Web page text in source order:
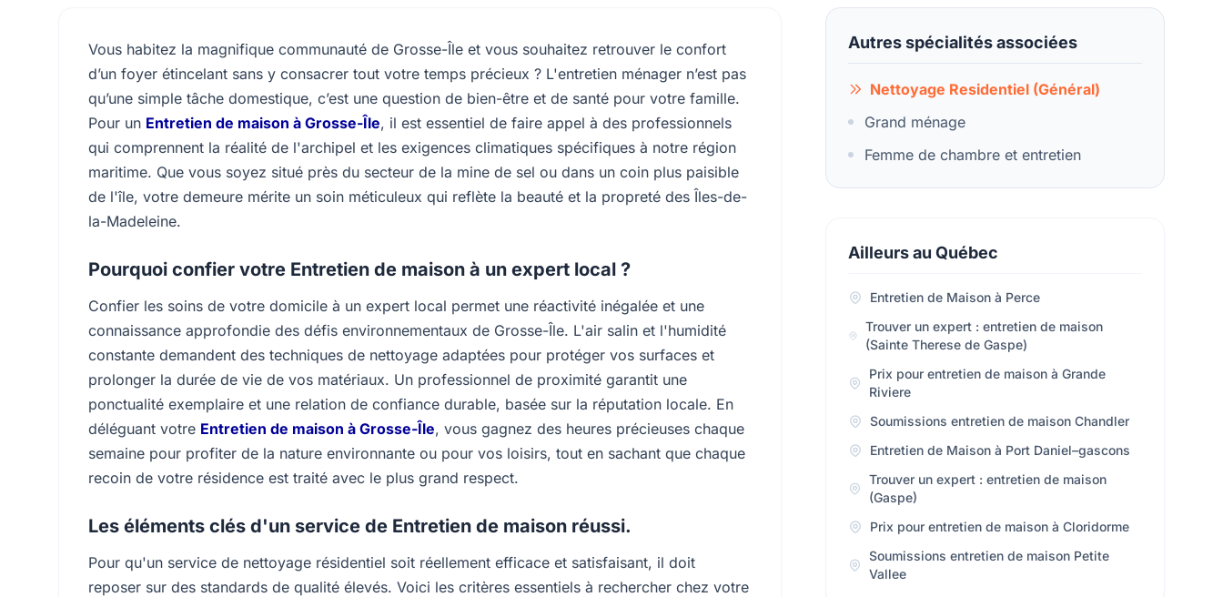
Vous habitez la magnifique communauté de Grosse-Île et vous souhaitez retrouver le confort
d’un foyer étincelant sans y consacrer tout votre temps précieux ? L'entretien ménager n’est pas
qu’une simple tâche domestique, c’est une question de bien-être et de santé pour votre famille.
Pour un Entretien de maison à Grosse-Île, il est essentiel de faire appel à des professionnels
qui comprennent la réalité de l'archipel et les exigences climatiques spécifiques à notre région
maritime. Que vous soyez situé près du secteur de la mine de sel ou dans un coin plus paisible
de l'île, votre demeure mérite un soin méticuleux qui reflète la beauté et la propreté des Îles-de-
la-Madeleine.
Pourquoi confier votre Entretien de maison à un expert local ?
Confier les soins de votre domicile à un expert local permet une réactivité inégalée et une
connaissance approfondie des défis environnementaux de Grosse-Île. L'air salin et l'humidité
constante demandent des techniques de nettoyage adaptées pour protéger vos surfaces et
prolonger la durée de vie de vos matériaux. Un professionnel de proximité garantit une
ponctualité exemplaire et une relation de confiance durable, basée sur la réputation locale. En
déléguant votre Entretien de maison à Grosse-Île, vous gagnez des heures précieuses chaque
semaine pour profiter de la nature environnante ou pour vos loisirs, tout en sachant que chaque
recoin de votre résidence est traité avec le plus grand respect.
Les éléments clés d'un service de Entretien de maison réussi.
Pour qu'un service de nettoyage résidentiel soit réellement efficace et satisfaisant, il doit
reposer sur des standards de qualité élevés. Voici les critères essentiels à rechercher chez votre
Autres spécialités associées
Nettoyage Residentiel (Général)
Grand ménage
Femme de chambre et entretien
Ailleurs au Québec
Entretien de Maison à Perce
Trouver un expert : entretien de maison
(Sainte Therese de Gaspe)
Prix pour entretien de maison à Grande
Riviere
Soumissions entretien de maison Chandler
Entretien de Maison à Port Daniel–gascons
Trouver un expert : entretien de maison
(Gaspe)
Prix pour entretien de maison à Cloridorme
Soumissions entretien de maison Petite
Vallee